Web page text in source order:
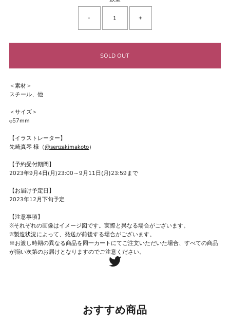
- +
＜素材＞
スチール、他
＜サイズ＞
φ57mm
【イラストレーター】
先崎真琴 様（@senzakimakoto）
【予約受付期間】
2023年9月4日(月)23:00～9月11日(月)23:59まで
【お届け予定日】
2023年12月下旬予定
【注意事項】
※それぞれの画像はイメージ図です。実際と異なる場合がございます。
※製造状況によって、発送が前後する場合がございます。
※お渡し時期の異なる商品を同一カートにてご注文いただいた場合、すべての商品
が揃い次第のお届けとなりますのでご注意ください。
おすすめ商品